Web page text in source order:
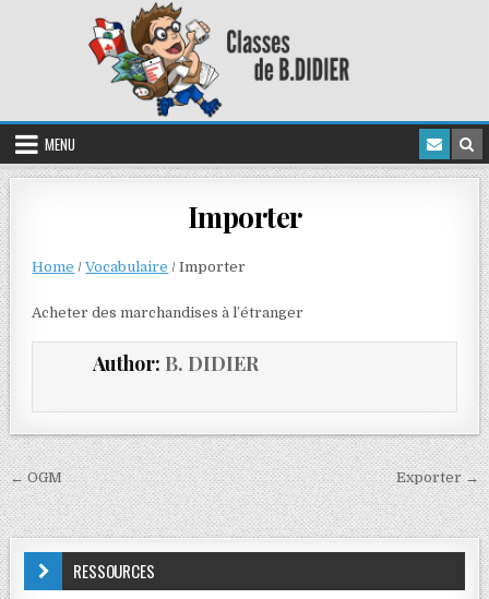
MENU
Importer
Home /Vocabulaire /Importer
Acheter des marchandises à l’étranger
Author: B. DIDIER
← OGM Exporter →
RESSOURCES